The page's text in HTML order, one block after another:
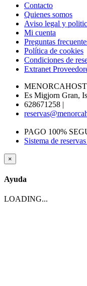
Contacto
Quienes somos
Aviso legal y
Mi cuenta
Preguntas
Política de cookies
Condiciones de
Extranet
MENORCAHOST
Es Migjorn Gran,
628671258 |
PAGO 100%
Sistema de
×
Ayuda
LOADING...